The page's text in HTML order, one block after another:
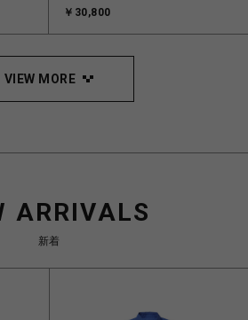
￥30,800
VIEW MORE
ARRIVALS
新着